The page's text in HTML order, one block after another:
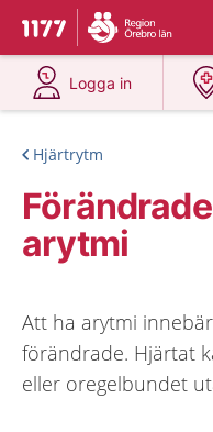
Till startsidan för 1177
Du har valt
Logga in
på 1177.se
Hjärtrytm
arytmi
Att ha arytmi
förändrade. Hjärtat
eller oregelbundet